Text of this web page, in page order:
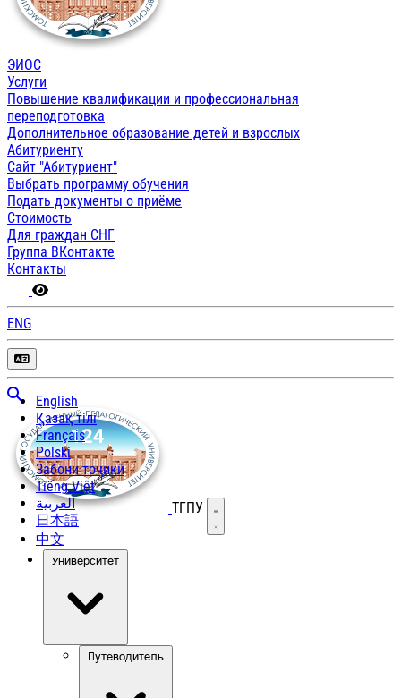
ЭИОС
Услуги
Повышение квалификации и профессиональная
переподготовка
Дополнительное образование детей и взрослых
Абитуриенту
Сайт "Абитуриент"
Выбрать программу обучения
Подать документы о приёме
Стоимость
Для граждан СНГ
Группа ВКонтакте
Контакты
ENG
English
Қазақ тілі
Français
Polski
Забони тоҷикӣ
Tiếng Việt
العربية
日本語
中文
ТГПУ Открыть меню
Университет
Путеводитель